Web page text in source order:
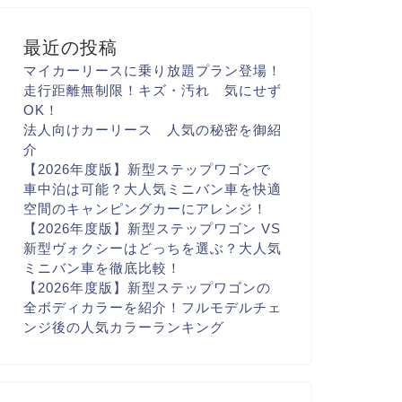
最近の投稿
マイカーリースに乗り放題プラン登場！
走行距離無制限！キズ・汚れ 気にせず
OK！
法人向けカーリース 人気の秘密を御紹
介
【2026年度版】新型ステップワゴンで
車中泊は可能？大人気ミニバン車を快適
空間のキャンピングカーにアレンジ！
【2026年度版】新型ステップワゴン VS
新型ヴォクシーはどっちを選ぶ？大人気
ミニバン車を徹底比較！
【2026年度版】新型ステップワゴンの
全ボディカラーを紹介！フルモデルチェ
ンジ後の人気カラーランキング